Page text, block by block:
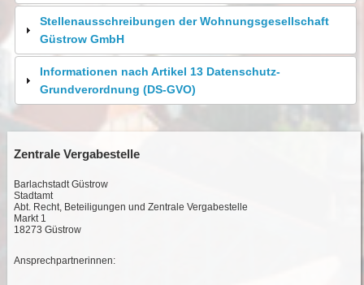
Stellenausschreibungen der Wohnungsgesellschaft
Güstrow GmbH
Informationen nach Artikel 13 Datenschutz-
Grundverordnung (DS-GVO)
Zentrale Vergabestelle
Barlachstadt Güstrow
Stadtamt
Abt. Recht, Beteiligungen und Zentrale Vergabestelle
Markt 1
18273 Güstrow
Ansprechpartnerinnen: